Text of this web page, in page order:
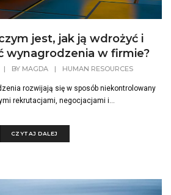
jest, jak ją wdrożyć i
wynagrodzenia w firmie?
| BY MAGDA | HUMAN RESOURCES
rozwijają się w sposób niekontrolowany
rekrutacjami, negocjacjami i...
CZYTAJ DALEJ